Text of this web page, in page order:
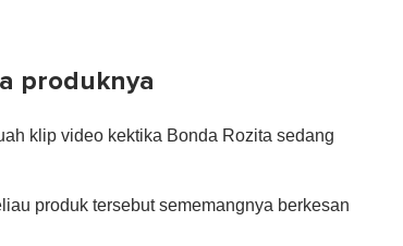
produknya
klip video kektika Bonda Rozita sedang
produk tersebut sememangnya berkesan